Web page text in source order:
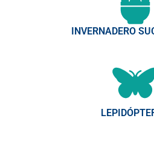
INVERNADERO